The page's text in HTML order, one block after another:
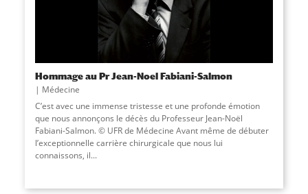
Hommage au Pr Jean-Noel Fabiani-Salmon
Médecine
C’est avec une immense tristesse et une profonde émotion
que nous annonçons le décès du Professeur Jean-Noël
Fabiani-Salmon. © UFR de Médecine Avant même de débuter
l’exceptionnelle carrière chirurgicale que nous lui
connaissons, il...